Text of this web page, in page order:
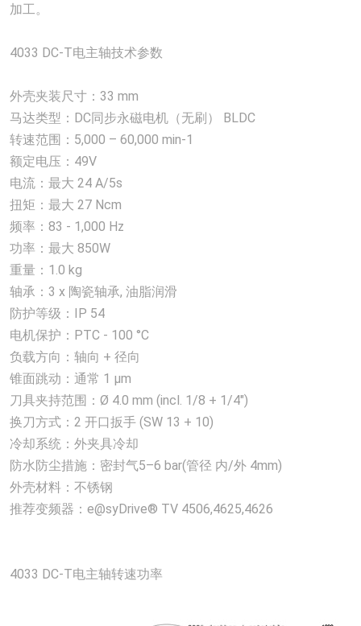
加工。
4033 DC-T电主轴技术参数
外壳夹装尺寸：33 mm
马达类型：DC同步永磁电机（无刷） BLDC
转速范围：5,000 – 60,000 min-1
额定电压：49V
电流：最大 24 A/5s
扭矩：最大 27 Ncm
频率：83 - 1,000 Hz
功率：最大 850W
重量：1.0 kg
轴承：3 x 陶瓷轴承, 油脂润滑
防护等级：IP 54
电机保护：PTC - 100 °C
负载方向：轴向 + 径向
锥面跳动：通常 1 µm
刀具夹持范围：Ø 4.0 mm (incl. 1/8 + 1/4")
换刀方式：2 开口扳手 (SW 13 + 10)
冷却系统：外夹具冷却
防水防尘措施：密封气5–6 bar(管径 内/外 4mm)
外壳材料：不锈钢
推荐变频器：e@syDrive® TV 4506,4625,4626
4033 DC-T电主轴转速功率